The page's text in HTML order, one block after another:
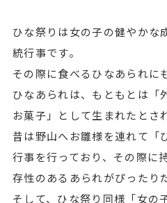
ひな祭りは女の子の健やかな
統行事です。
その際に食べるひなあられに
ひなあられは、もともとは「
お菓子」として生まれたとさ
昔は野山へお雛様を連れて「
行事を行っており、その際に
存性のあるあられがぴったり
そして、ひな祭り同様「女の